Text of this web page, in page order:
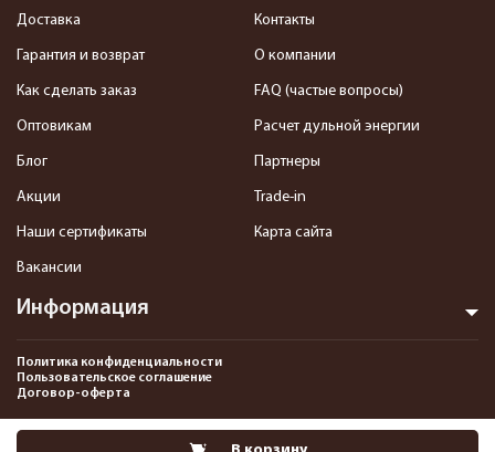
Информация
Доставка
Гарантия и возврат
Как сделать заказ
Оптовикам
Блог
Акции
Наши сертификаты
Вакансии
Контакты
О компании
FAQ (частые вопросы)
Расчет дульной энергии
Партнеры
Trade-in
Карта сайта
Политика конфиденциальности
Пользовательское соглашение
Договор-оферта
2013-2026 Интернет-магазин пневматики, страйкбола и снаряжения–